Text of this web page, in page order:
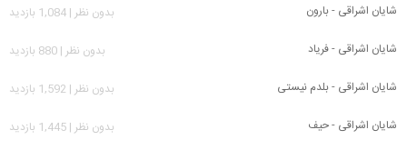
شایان اشراقی - بارون
بدون نظر | 1,084 بازدید
شایان اشراقی - فریاد
بدون نظر | 880 بازدید
شایان اشراقی - بلدم نیستی
بدون نظر | 1,592 بازدید
شایان اشراقی - حیف
بدون نظر | 1,445 بازدید